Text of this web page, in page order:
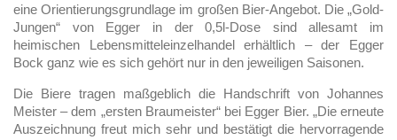
eine Orientierungsgrundlage im großen Bier-Angebot. Die „Gold-
Jungen“ von Egger in der 0,5l-Dose sind allesamt im
heimischen Lebensmitteleinzelhandel erhältlich – der Egger
Bock ganz wie es sich gehört nur in den jeweiligen Saisonen.
Die Biere tragen maßgeblich die Handschrift von Johannes
Meister – dem „ersten Braumeister“ bei Egger Bier. „Die erneute
Auszeichnung freut mich sehr und bestätigt die hervorragende